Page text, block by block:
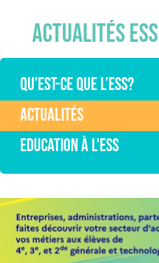
Actualités ESS
Qu’est-ce que l’ESS?
Actualités
Education à l'ESS